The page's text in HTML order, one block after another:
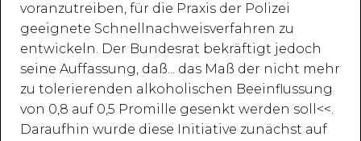
voranzutreiben, für die Praxis der Polizei
geeignete Schnellnachweisverfahren zu
entwickeln. Der Bundesrat bekräftigt jedoch
seine Auffassung, daß... das Maß der nicht mehr
zu tolerierenden alkoholischen Beeinflussung
von 0,8 auf 0,5 Promille gesenkt werden soll<<.
Daraufhin wurde diese Initiative zunächst auf